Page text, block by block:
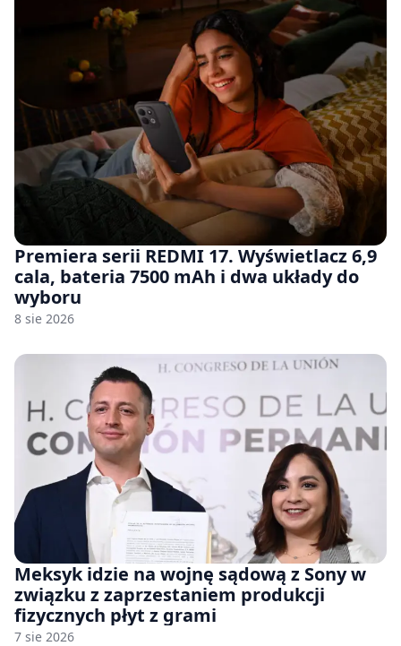
Premiera serii REDMI 17. Wyświetlacz 6,9
cala, bateria 7500 mAh i dwa układy do
wyboru
8 sie 2026
Meksyk idzie na wojnę sądową z Sony w
związku z zaprzestaniem produkcji
fizycznych płyt z grami
7 sie 2026